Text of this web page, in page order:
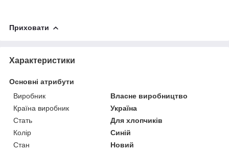
Приховати
Характеристики
Основні атрибути
Виробник
Власне виробництво
Країна виробник
Україна
Стать
Для хлопчиків
Колір
Синій
Стан
Новий